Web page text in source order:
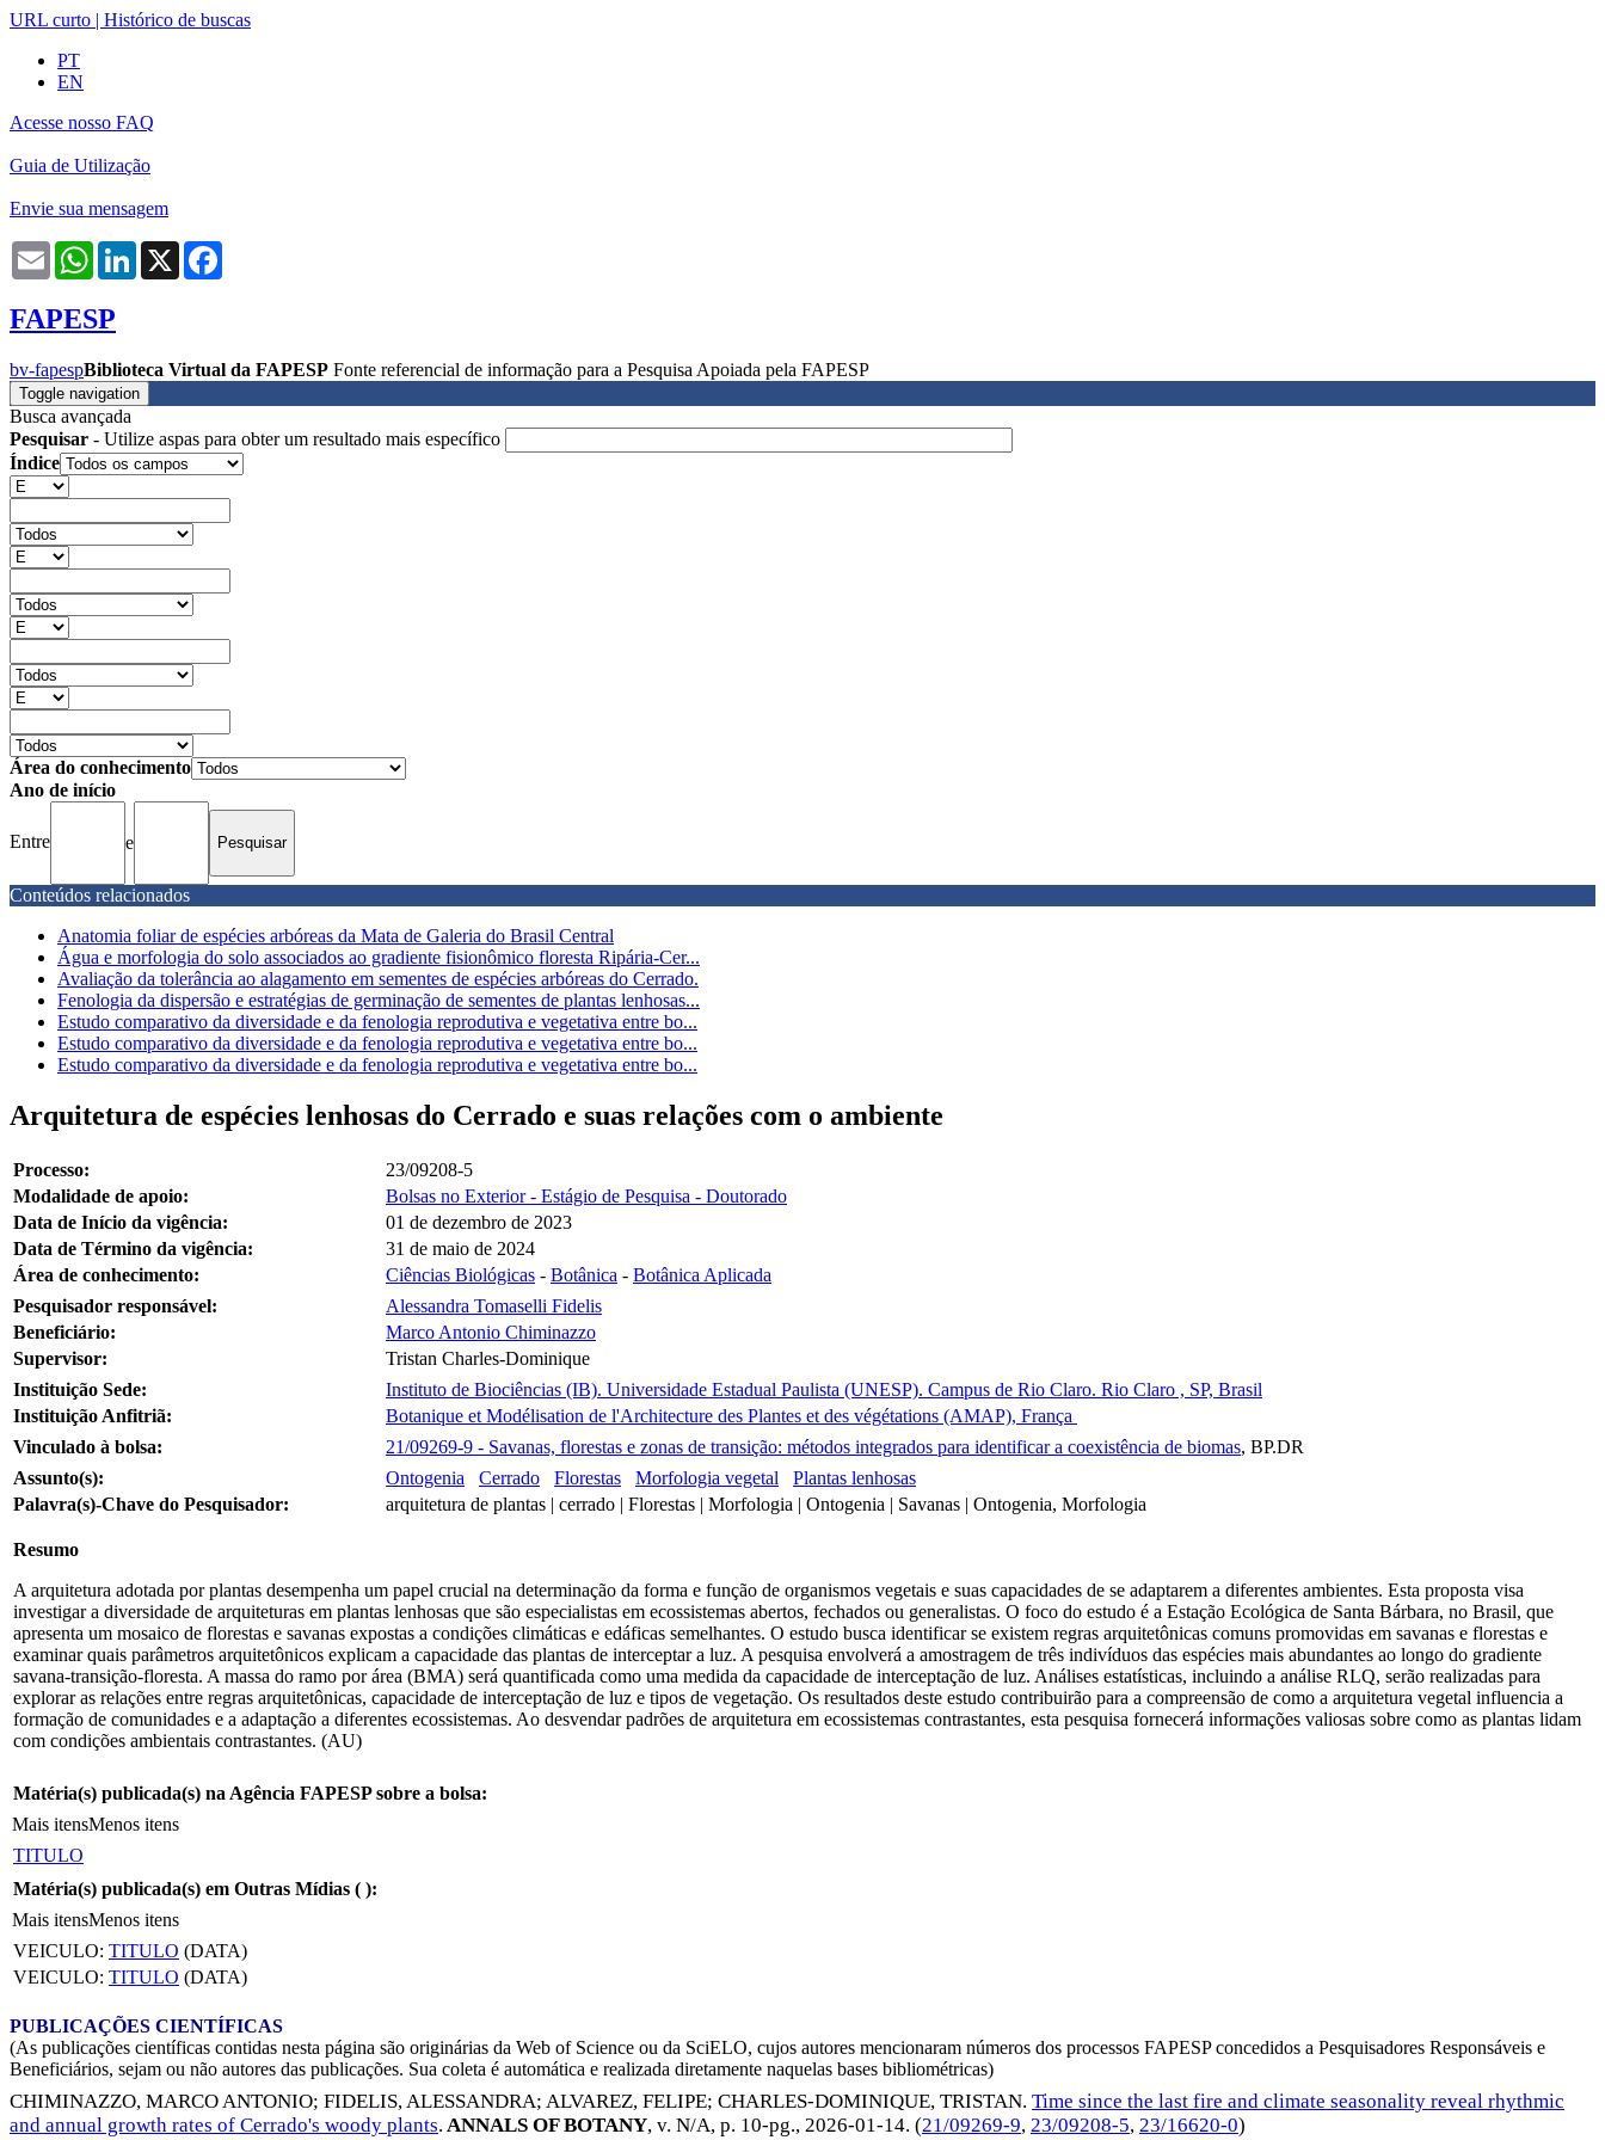
URL curto | Histórico de buscas
PT
EN
Acesse nosso FAQ
Guia de Utilização
Envie sua mensagem
Email WhatsAppLinkedIn
X
FAPESP
bv-fapespBiblioteca Virtual da FAPESP Fonte referencial de informação para a Pesquisa Apoiada pela FAPESP
Toggle navigation
Busca avançada
Pesquisar - Utilize aspas para obter um resultado mais específico
Índice
Área do conhecimento
Ano de início
Entre e
Conteúdos relacionados
Anatomia foliar de espécies arbóreas da Mata de Galeria do Brasil Central
Água e morfologia do solo associados ao gradiente fisionômico floresta Ripária-Cer...
Avaliação da tolerância ao alagamento em sementes de espécies arbóreas do Cerrado.
Fenologia da dispersão e estratégias de germinação de sementes de plantas lenhosas...
Estudo comparativo da diversidade e da fenologia reprodutiva e vegetativa entre bo...
Estudo comparativo da diversidade e da fenologia reprodutiva e vegetativa entre bo...
Estudo comparativo da diversidade e da fenologia reprodutiva e vegetativa entre bo...
Arquitetura de espécies lenhosas do Cerrado e suas relações com o ambiente
Processo:
23/09208-5
Modalidade de apoio:
Bolsas no Exterior - Estágio de Pesquisa - Doutorado
Data de Início da vigência:
01 de dezembro de 2023
Data de Término da vigência:
31 de maio de 2024
Área de conhecimento:
Ciências Biológicas - Botânica - Botânica Aplicada
Pesquisador responsável:
Alessandra Tomaselli Fidelis
Beneficiário:
Marco Antonio Chiminazzo
Supervisor:
Tristan Charles-Dominique
Instituição Sede:
Instituto de Biociências (IB). Universidade Estadual Paulista (UNESP). Campus de Rio Claro. Rio Claro , SP, Brasil
Instituição Anfitriã:
Botanique et Modélisation de l'Architecture des Plantes et des végétations (AMAP), França
Vinculado à bolsa:
21/09269-9 - Savanas, florestas e zonas de transição: métodos integrados para identificar a coexistência de biomas, BP.DR
Assunto(s):
Ontogenia Cerrado Florestas Morfologia vegetal
Plantas lenhosas
Palavra(s)-Chave do Pesquisador:
arquitetura de plantas | cerrado | Florestas | Morfologia | Ontogenia | Savanas | Ontogenia, Morfologia
Resumo
A arquitetura adotada por plantas desempenha um papel crucial na determinação da forma e função de organismos vegetais e suas capacidades de se adaptarem a diferentes ambientes. Esta proposta visa
investigar a diversidade de arquiteturas em plantas lenhosas que são especialistas em ecossistemas abertos, fechados ou generalistas. O foco do estudo é a Estação Ecológica de Santa Bárbara, no Brasil, que
apresenta um mosaico de florestas e savanas expostas a condições climáticas e edáficas semelhantes. O estudo busca identificar se existem regras arquitetônicas comuns promovidas em savanas e florestas e
examinar quais parâmetros arquitetônicos explicam a capacidade das plantas de interceptar a luz. A pesquisa envolverá a amostragem de três indivíduos das espécies mais abundantes ao longo do gradiente
savana-transição-floresta. A massa do ramo por área (BMA) será quantificada como uma medida da capacidade de interceptação de luz. Análises estatísticas, incluindo a análise RLQ, serão realizadas para
explorar as relações entre regras arquitetônicas, capacidade de interceptação de luz e tipos de vegetação. Os resultados deste estudo contribuirão para a compreensão de como a arquitetura vegetal influencia a
formação de comunidades e a adaptação a diferentes ecossistemas. Ao desvendar padrões de arquitetura em ecossistemas contrastantes, esta pesquisa fornecerá informações valiosas sobre como as plantas lidam
com condições ambientais contrastantes. (AU)
Matéria(s) publicada(s) na Agência FAPESP sobre a bolsa:
Mais itensMenos itens
TITULO
Matéria(s) publicada(s) em Outras Mídias ( ):
Mais itensMenos itens
VEICULO: TITULO (DATA)
VEICULO: TITULO (DATA)
PUBLICAÇÕES CIENTÍFICAS
(As publicações científicas contidas nesta página são originárias da Web of Science ou da SciELO, cujos autores mencionaram números dos processos FAPESP concedidos a Pesquisadores Responsáveis e
Beneficiários, sejam ou não autores das publicações. Sua coleta é automática e realizada diretamente naquelas bases bibliométricas)
CHIMINAZZO, MARCO ANTONIO; FIDELIS, ALESSANDRA; ALVAREZ, FELIPE; CHARLES-DOMINIQUE, TRISTAN. Time since the last fire and climate seasonality reveal rhythmic
and annual growth rates of Cerrado's woody plants. ANNALS OF BOTANY, v. N/A, p. 10-pg., 2026-01-14. (21/09269-9, 23/09208-5, 23/16620-0)